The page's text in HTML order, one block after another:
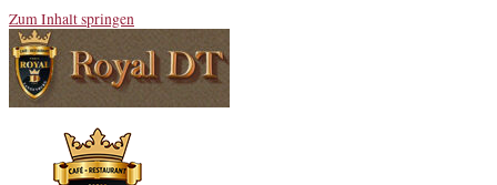
Zum Inhalt springen